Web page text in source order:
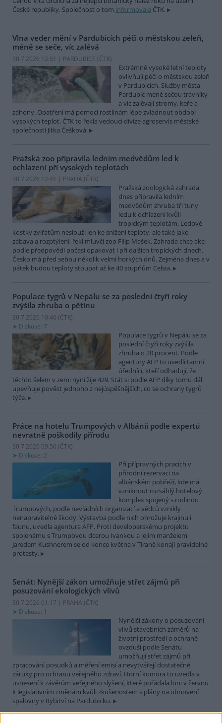
České republiky. Společnost o tom informovala ČTK.
Vlna veder mění v Pardubicích péči o městskou zeleň,
méně se seče, víc zalévá
30.7.2026 12:51 | PARDUBICE (ČTK)
Extrémně vysoké letní teploty
ovlivňují péči o městskou zeleň
v Pardubicích. Služby města
Pardubic méně sečou trávníky
a víc zalévají stromy, keře a
záhony. Opatření má pomoci rostlinám lépe zvládnout období
vysokých teplot. ČTK to řekla vedoucí divize agroservis městské
společnosti Jitka Češková.
Pražská zoo připravila ledním medvědům led k
ochlazení při vysokých teplotách
30.7.2026 12:41 | PRAHA (ČTK)
Pražská zoologická zahrada
dnes připravila ledním
medvědům zhruba tři tuny
ledu k ochlazení kvůli
tropickým teplotám. Ledové
kostky zvířatům neslouží jen ke snížení teploty, ale také jako
zábava a rozptýlení, řekl mluvčí zoo Filip Mašek. Zahrada chce akci
podle předpovědi počasí opakovat i při dalších tropických dnech.
Česko má před sebou několik velmi horkých dnů. Zejména dnes a v
pátek budou teploty stoupat až ke 40 stupňům Celsia.
Populace tygrů v Nepálu se za poslední čtyři roky
zvýšila zhruba o pětinu
30.7.2026 10:46 (ČTK)
Diskuse: 7
Populace tygrů v Nepálu se za
poslední čtyři roky zvýšila
zhruba o 20 procent. Podle
agentury AFP to uvedli tamní
úředníci, kteří odhadují, že
těchto šelem v zemi nyní žije 429. Stát si podle AFP díky tomu dál
upevňuje pověst jednoho z nejúspěšnějších, co se ochrany tygrů
týče.
Práce na hotelu Trumpových v Albánii podle expertů
nevratně poškodily přírodu
30.7.2026 09:56 (ČTK)
Diskuse: 2
Při přípravných pracích v
přírodní rezervaci na
albánském pobřeží, kde má
vzniknout rozsáhlý hotelový
komplex spojený s rodinou
Trumpových, podle nevládních organizací a vědců vznikly
nenapravitelné škody. Výstavba podle nich ohrožuje krajinu i
faunu, uvedla agentura AFP. Proti developerskému projektu
spojenému s Trumpovou dcerou Ivankou a jejím manželem
Jaredem Kushnerem se od konce května v Tiraně konají pravidelné
protesty.
Senát: Nynější zákon umožňuje střet zájmů při
posuzování ekologických vlivů
30.7.2026 01:17 | PRAHA (ČTK)
Diskuse: 1
Nynější zákony o posuzování
vlivů stavebních záměrů na
životní prostředí a ochraně
ovzduší podle Senátu
umožňují střet zájmů při
zpracování posudků a měření emisí a nevytvářejí dostatečné
záruky pro ochranu veřejného zdraví. Horní komora to uvedla v
usnesení k závěrům veřejného slyšení, které pořádala loni v červnu
k legislativním změnám kvůli zkušenostem s plány na obnovení
spalovny v Rybitví na Pardubicku.